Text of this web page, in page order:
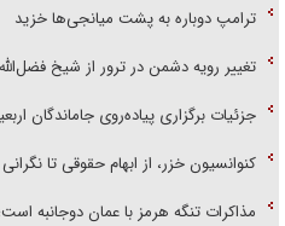
ترامپ دوباره به پشت میانجی‌ها خزید
تغییر رویه دشمن در ترور از شیخ
جزئیات برگزاری پیاده‌روی جاماندگان
کنوانسیون خزر، از ابهام حقوقی تا
مذاکرات تنگه هرمز با عمان دوجانبه